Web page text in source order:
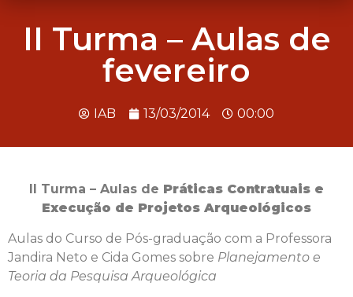
II Turma – Aulas de
fevereiro
IAB 13/03/2014 00:00
II Turma – Aulas de Práticas Contratuais e
Execução de Projetos Arqueológicos
Aulas do Curso de Pós-graduação com a Professora
Jandira Neto e Cida Gomes sobre Planejamento e
Teoria da Pesquisa Arqueológica